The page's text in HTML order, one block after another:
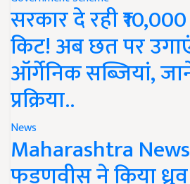
सरकार दे रही
किट! अब छत पर
ऑर्गेनिक सब्जियां,
प्रक्रिया..
News
Maharashtra
फडणवीस ने किया ध्रुव